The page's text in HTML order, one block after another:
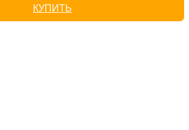
КУПИТЬ